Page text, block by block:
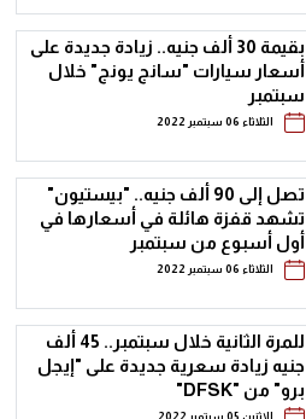
بقيمة 30 ألف جنيه.. زيادة جديدة على
أسعار سيارات "سانج يونج" خلال
سبتمبر
الثلاثاء 06 سبتمبر 2022
تصل إلى 90 ألف جنيه.. "بيستيون"
تشهد قفزة هائلة في أسعارها في
أول أسبوع من سبتمبر
الثلاثاء 06 سبتمبر 2022
للمرة الثانية خلال سبتمبر.. 45 ألف
جنيه زيادة سعرية جديدة على "إيجل
برو" من "DFSK"
الإثنين 05 سبتمبر 2022